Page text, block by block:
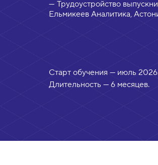
— Трудоустройство
Ельмикеев Аналитика,
Старт обучения — июль
Длительность — 6 месяцев.